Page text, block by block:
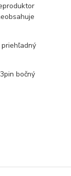
priehľadný
bočný